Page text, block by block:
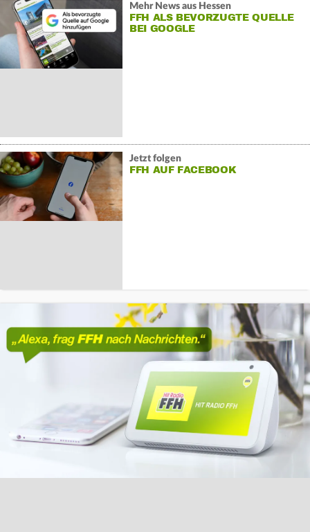
Mehr News aus Hessen
FFH ALS BEVORZUGTE QUELLE
BEI GOOGLE
Jetzt folgen
FFH AUF FACEBOOK